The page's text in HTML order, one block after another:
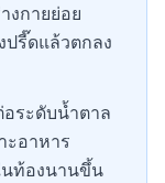
งกายย่อย
ปรี๊ดแล้วตกลง
ระดับน้ำตาล
ะอาหาร
นท้องนานขึ้น